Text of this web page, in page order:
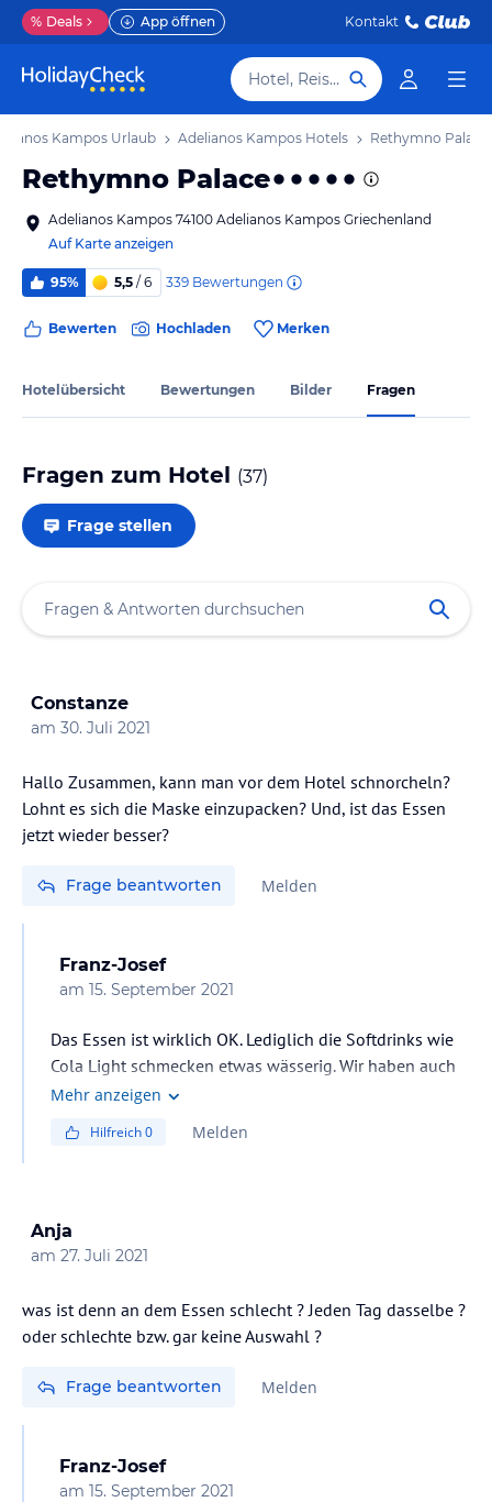
% Deals App öffnen Kontakt
Hotel, Reiseziel
Kampos Urlaub Adelianos Kampos Hotels Rethymno Palace
Rethymno Palace
Adelianos Kampos 74100 Adelianos Kampos Griechenland
Auf Karte anzeigen
95% 5,5 / 6 339 Bewertungen
Bewerten Hochladen Merken
Hotelübersicht Bewertungen Bilder Fragen
Fragen zum Hotel (37)
Frage stellen
Constanze
am 30. Juli 2021
Hallo Zusammen, kann man vor dem Hotel schnorcheln?
Lohnt es sich die Maske einzupacken? Und, ist das Essen
jetzt wieder besser?
Frage beantworten Melden
Franz-Josef
am 15. September 2021
Das Essen ist wirklich OK. Lediglich die Softdrinks wie
Cola Light schmecken etwas wässerig. Wir haben auch
immer wieder Schnorchler gesehen. ob sich das wirklich
Schnorchlerparadies,
Mehr anzeigen
Hilfreich0 Melden
Anja
am 27. Juli 2021
was ist denn an dem Essen schlecht ? Jeden Tag dasselbe ?
oder schlechte bzw. gar keine Auswahl ?
Frage beantworten Melden
Franz-Josef
am 15. September 2021